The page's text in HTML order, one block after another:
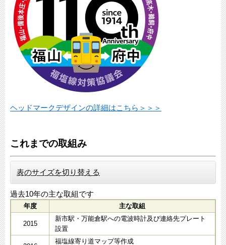
ヘッドマークデザインの詳細はこちら＞＞＞
これまでの取組み
表のサイズを切り替える
過去10年の主な取組です
年度 主な取組
2015
新市駅・万能倉駅への電波時計及び連絡先プレート
設置
福塩線寄り道マップ等作成